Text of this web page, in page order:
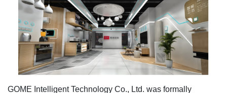
GOME Intelligent Technology Co., Ltd. was formally